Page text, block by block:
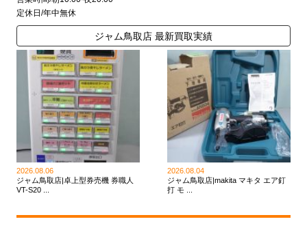
定休日/年中無休
ジャム鳥取店 最新買取実績
2026.08.06
ジャム鳥取店|卓上型券売機 券職人
VT-S20 ...
2026.08.04
ジャム鳥取店|makita マキタ エア釘
打 モ ...